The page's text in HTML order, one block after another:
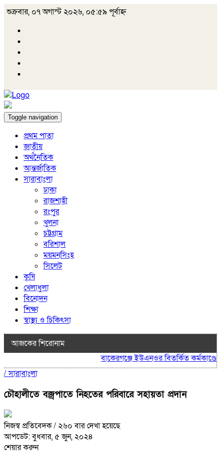
শুক্রবার, ০৭ অগাস্ট ২০২৬, ০৫:৫৯ পূর্বাহ্ন
Toggle navigation
প্রথম পাতা
জাতীয়
অর্থনৈতিক
আন্তর্জাতিক
সারাবাংলা
ঢাকা
রাজশাহী
রংপুর
খুলনা
চট্টগ্রাম
বরিশাল
ময়মনসিংহ
সিলেট
কৃষি
খেলাধুলা
বিনোদন
শিক্ষা
স্বাস্থ্য ও চিকিৎসা
আজকের শিরোনাম
বাকেরগঞ্জে ইউএনওর বিতর্কিত কর্মকাণ্ডে
/সারাবাংলা
চৌহালীতে বজ্রপাতে নিহতের পরিবারে সহায়তা প্রদান
নিজস্ব প্রতিবেদক/ ২৬০ বার দেখা হয়েছে
আপডেট: বুধবার, ৫ জুন, ২০২৪
শেয়ার করুন